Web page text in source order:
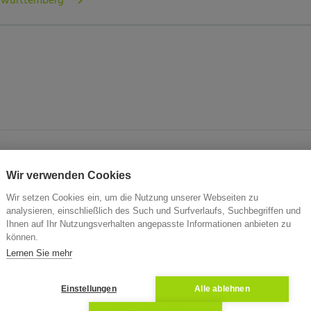
von Immobilien in Ratshausen inklusive
zum Objekt, Verkehrswert und Aktenzeichen. Immobilie
Zwangsversteigerungen in Ratshausen. Werden Sie
ZVG in Ratshausen
Wir verwenden Cookies
Wir setzen Cookies ein, um die Nutzung unserer Webseiten zu
analysieren, einschließlich des Such und Surfverlaufs, Suchbegriffen und
Ihnen auf Ihr Nutzungsverhalten angepasste Informationen anbieten zu
können.
Lernen Sie mehr
Einstellungen Alle ablehnen